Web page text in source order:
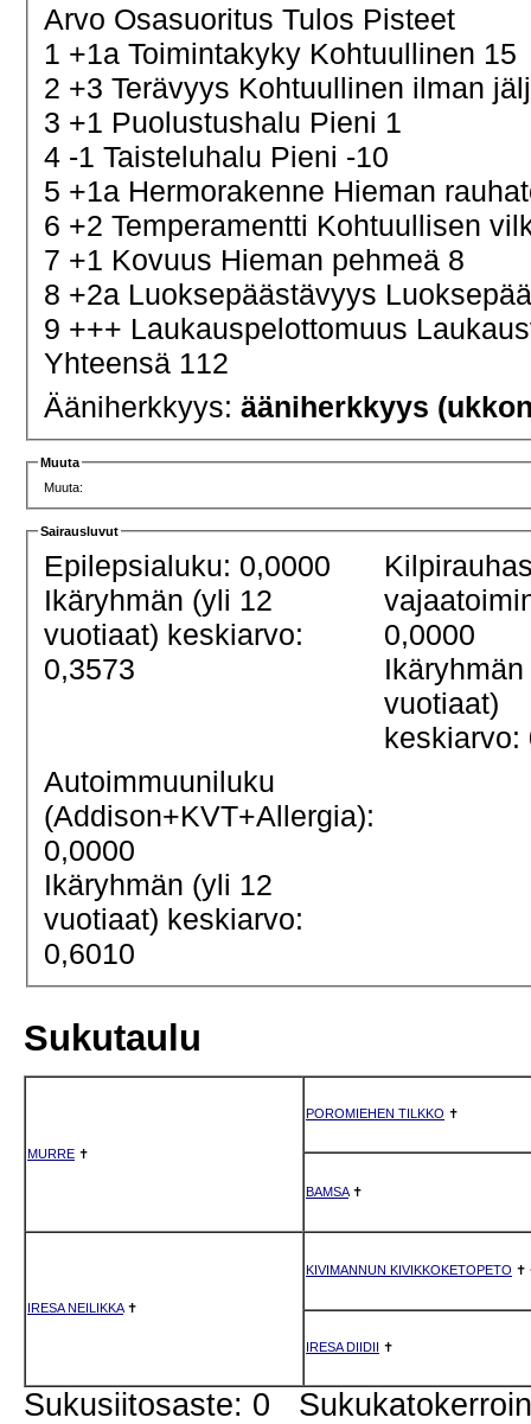
Arvo Osasuoritus Tulos Pisteet
1 +1a Toimintakyky Kohtuullinen 15
2 +3 Terävyys Kohtuullinen ilman
3 +1 Puolustushalu Pieni 1
4 -1 Taisteluhalu Pieni -10
5 +1a Hermorakenne Hieman
6 +2 Temperamentti Kohtuullisen
7 +1 Kovuus Hieman pehmeä 8
8 +2a Luoksepäästävyys
9 +++ Laukauspelottomuus
Yhteensä 112
Ääniherkkyys:ääniherkkyys
Muuta
Muuta:
Sairausluvut
Epilepsialuku: 0,0000
Ikäryhmän (yli 12
vuotiaat) keskiarvo:
0,3573
0,0000
vuotiaat)
keskiarvo:
Autoimmuuniluku
(Addison+KVT+Allergia):
0,0000
Ikäryhmän (yli 12
vuotiaat) keskiarvo:
0,6010
Sukutaulu
MURRE ✝
POROMIEHEN TILKKO ✝
BAMSA✝
IRESA NEILIKKA✝
KIVIMANNUN KIVIKKOKETOPETO ✝
IRESA DIIDII ✝
Sukusiitosaste: 0